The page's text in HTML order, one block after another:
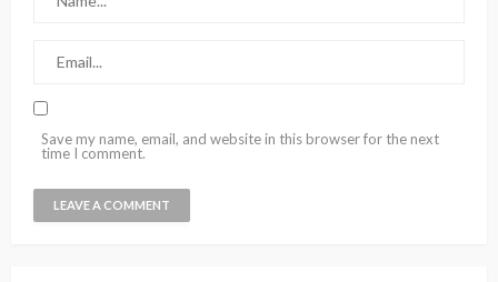
Save my name, email, and website in this browser for the next
time I comment.